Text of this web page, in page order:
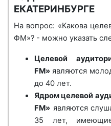
6) корпоративные
представляющие
нескольких минут
нескольких куплетов,
ее бренд, товары,
для формирования
В эфир также выходят
столицы,
аналитические шоу.
отечественных
FM» очень популярно
Екатеринбурге и
рекламодатели на
рекламные ролики
ЕКАТЕРИНБУРГЕ
На вопрос: «Какова
ФМ»? - можно указать
Целевой
FM» являются
до 40 лет.
Ядром целевой
FM» являются
35 лет,